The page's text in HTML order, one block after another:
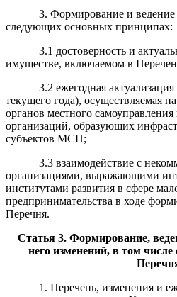
3. Формирование и ведение
следующих основных принципах:
3.1 достоверность и
имуществе, включаемом в
3.2 ежегодная
текущего года), осуществляемая
органов местного самоуправления
организаций, образующих
субъектов МСП;
3.3 взаимодействие с
организациями, выражающими
институтами развития в сфере
предпринимательства в ходе
Перечня.
Статья 3. Формирование,
него изменений, в том числе
1. Перечень, изменения и